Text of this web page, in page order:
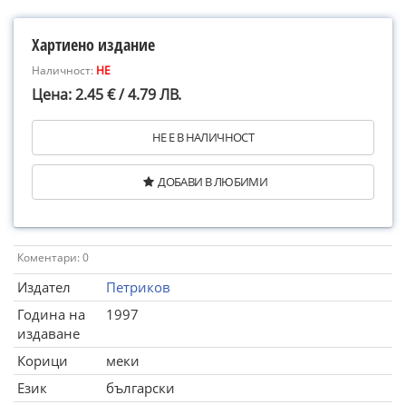
Хартиено издание
Наличност: НЕ
Цена: 2.45 € / 4.79 ЛВ.
НЕ Е В НАЛИЧНОСТ
ДОБАВИ В ЛЮБИМИ
Коментари: 0
Издател
Петриков
Година на
издаване
1997
Корици
меки
Език
български